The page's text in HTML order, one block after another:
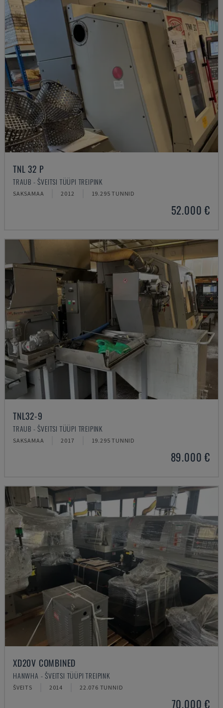
TNL 32 P
TRAUB - ŠVEITSI TÜÜPI TREIPINK
SAKSAMAA 2012 19.295 TUNNID
52.000 €
TNL32-9
TRAUB - ŠVEITSI TÜÜPI TREIPINK
SAKSAMAA 2017 19.295 TUNNID
89.000 €
XD20V COMBINED
HANWHA - ŠVEITSI TÜÜPI TREIPINK
ŠVEITS 2014 22.076 TUNNID
70.000 €